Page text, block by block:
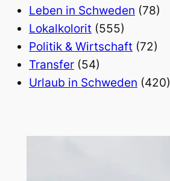
Leben in Schweden (78)
Lokalkolorit (555)
Politik & Wirtschaft (72)
Transfer (54)
Urlaub in Schweden (420)